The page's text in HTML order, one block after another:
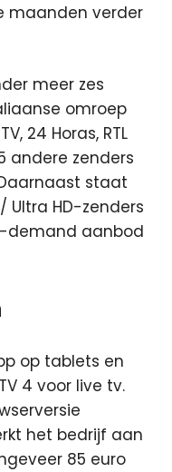
maanden verder
meer zes
omroep
24 Horas, RTL
andere zenders
staat
Ultra HD-zenders
demand aanbod
op tablets en
4 voor live tv.
het bedrijf aan
85 euro